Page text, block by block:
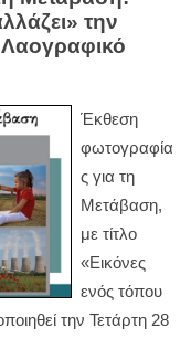
την
Λαογραφικό
Έκθεση
φωτογραφία
ς για τη
Μετάβαση,
με τίτλο
«Εικόνες
ενός τόπου
την Τετάρτη 28